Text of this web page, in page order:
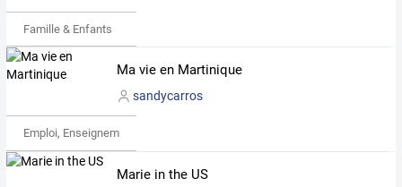
Famille & Enfants
Ma vie en Martinique
sandycarros
Emploi, Enseignement & Etudes
Marie in the US